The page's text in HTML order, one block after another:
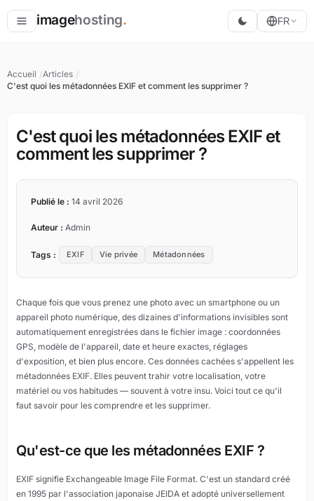
imagehosting.
Convertir
FR
Accueil
Articles
C'est quoi les métadonnées EXIF et comment les supprimer ?
C'est quoi les métadonnées EXIF et
comment les supprimer ?
Publié le : 14 avril 2026
Auteur : Admin
Tags : EXIF Vie privée Métadonnées
Chaque fois que vous prenez une photo avec un smartphone ou un
appareil photo numérique, des dizaines d'informations invisibles sont
automatiquement enregistrées dans le fichier image : coordonnées
GPS, modèle de l'appareil, date et heure exactes, réglages
d'exposition, et bien plus encore. Ces données cachées s'appellent les
métadonnées EXIF. Elles peuvent trahir votre localisation, votre
matériel ou vos habitudes — souvent à votre insu. Voici tout ce qu'il
faut savoir pour les comprendre et les supprimer.
Qu'est-ce que les métadonnées EXIF ?
EXIF signifie Exchangeable Image File Format. C'est un standard créé
en 1995 par l'association japonaise JEIDA et adopté universellement